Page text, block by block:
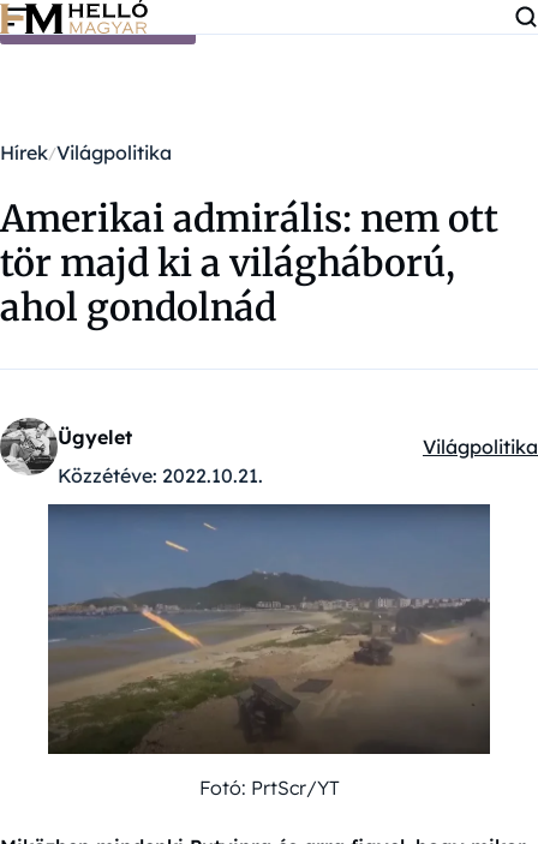
Ugrás a tartalomra
Hírek Világpolitika
Amerikai admirális: nem ott
tör majd ki a világháború,
ahol gondolnád
Ügyelet
Közzétéve: 2022.10.21.
Kategóriák:
Világpolitika
Fotó: PrtScr/YT